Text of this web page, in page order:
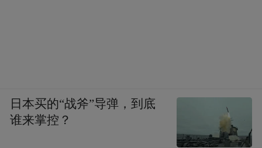
日本买的“战斧”导弹，到底
谁来掌控？